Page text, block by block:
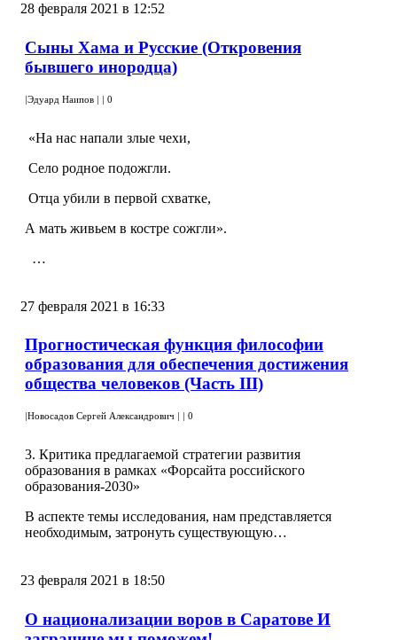
28 февраля 2021 в 12:52
Сыны Хама и Русские (Откровения
бывшего инородца)
|Эдуард Наипов | | 0
«На нас напали злые чехи,
Село родное подожгли.
Отца убили в первой схватке,
А мать живьем в костре сожгли».
…
27 февраля 2021 в 16:33
Прогностическая функция философии
образования для обеспечения достижения
общества человеков (Часть III)
|Новосадов Сергей Александрович | | 0
3. Критика предлагаемой стратегии развития
образования в рамках «Форсайта российского
образования-2030»
В аспекте темы исследования, нам представляется
необходимым, затронуть существующую…
23 февраля 2021 в 18:50
О национализации воров в Саратове И